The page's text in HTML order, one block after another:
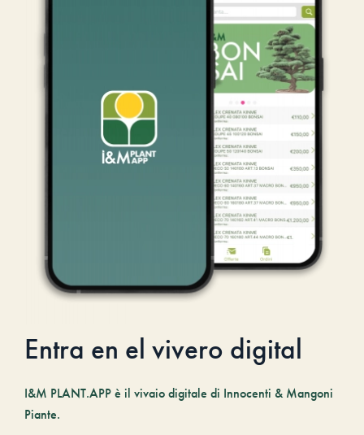
Entra en el vivero digital
I&M PLANT.APP è il vivaio digitale di Innocenti & Mangoni
Piante.